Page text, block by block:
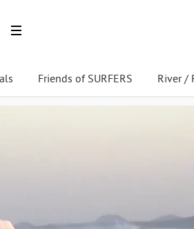
Friends of SURFERS River /